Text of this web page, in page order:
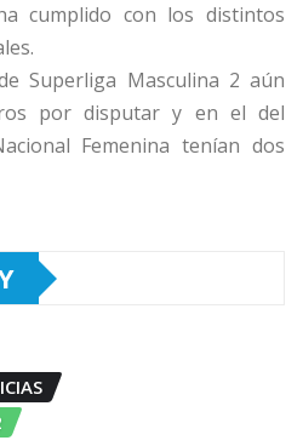
cumplido con los distintos
Superliga Masculina 2 aún
por disputar y en el del
Femenina tenían dos